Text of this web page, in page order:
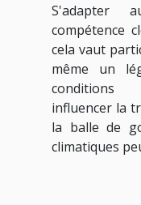
S'adapter
compétence
cela vaut
même un
conditions
influencer la
la balle de
climatiques